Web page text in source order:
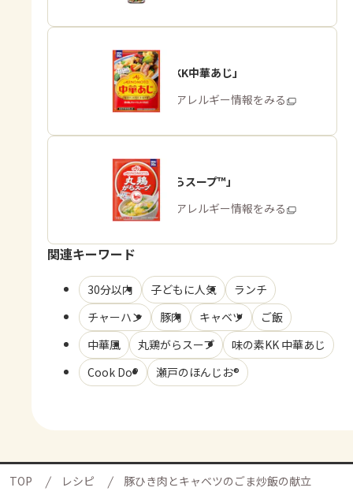
「味の素KK中華あじ」
商品・アレルギー情報をみる
「丸鶏がらスープ™」
商品・アレルギー情報をみる
関連キーワード
30分以内 子どもに人気
ランチ
チャーハン
豚肉 キャベツ
ご飯
中華風
丸鶏がらスープ
味の素KK 中華あじ
Cook Do®
瀬戸のほんじお®
TOP レシピ 豚ひき肉とキャベツのごま炒飯の献立